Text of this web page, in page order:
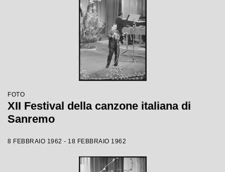
FOTO
XII Festival della canzone italiana di
Sanremo
8 FEBBRAIO 1962 - 18 FEBBRAIO 1962